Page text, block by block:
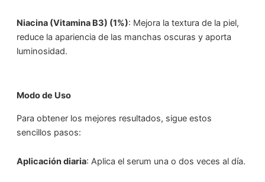
Niacina (Vitamina B3) (1%): Mejora la textura de la piel,
reduce la apariencia de las manchas oscuras y aporta
luminosidad.
Modo de Uso
Para obtener los mejores resultados, sigue estos
sencillos pasos:
Aplicación diaria: Aplica el serum una o dos veces al día.